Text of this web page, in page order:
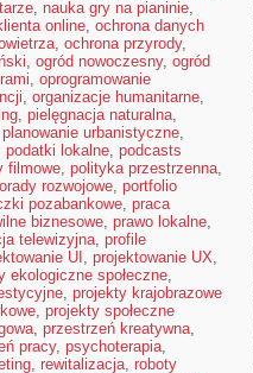
, nauka gry na pianinie,
online, ochrona danych
, ochrona przyrody,
, ogród nowoczesny, ogród
, oprogramowanie
, organizacje humanitarne,
, pielęgnacja naturalna,
planowanie urbanistyczne,
podatki lokalne, podcasts
filmowe, polityka przestrzenna,
rozwojowe, portfolio
pozabankowe, praca
biznesowe, prawo lokalne,
telewizyjna, profile
UI , projektowanie UX,
ekologiczne społeczne,
, projekty krajobrazowe
, projekty społeczne
, przestrzeń kreatywna,
pracy, psychoterapia,
, rewitalizacja, roboty